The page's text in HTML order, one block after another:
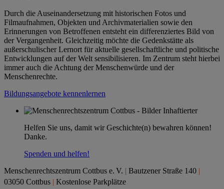
Durch die Auseinandersetzung mit historischen Fotos und
Filmaufnahmen, Objekten und Archivmaterialien sowie den
Erinnerungen von Betroffenen entsteht ein differenziertes Bild von
der Vergangenheit. Gleichzeitig möchte die Gedenkstätte als
außerschulischer Lernort für aktuelle gesellschaftliche und politische
Entwicklungen auf der Welt sensibilisieren. Im Zentrum steht hierbei
immer auch die Achtung der Menschenwürde und der
Menschenrechte.
Bildungsangebote kennenlernen
Helfen Sie uns, damit wir Geschichte(n) bewahren können!
Danke.
Spenden und helfen!
Menschenrechtszentrum Cottbus e. V. | Bautzener Straße 140 |
03050 Cottbus | Kostenlose Parkplätze